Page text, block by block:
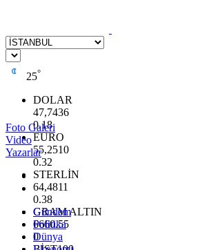
25°
DOLAR
47,7436
0.18
EURO
55,2510
0.32
STERLİN
64,4811
0.38
GRAM ALTIN
6660.55
0
Foto Galeri
Video
Yazarlar
Gündem
Politika
Dünya